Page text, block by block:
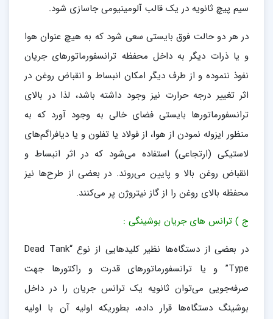
سیم پیچ ثانویه در یک قالب آلومینیومی جاسازی شود.
در هر دو حالت فوق بایستی سعی شود که به هیچ عنوان هوا
و یا ذرات دیگر به داخل محفظه ترانسفورماتورهای جریان
نفوذ ننموده و از طرف دیگر امکان انبساط و انقباض روغن در
اثر تغییر درجه حرارت نیز وجود داشته باشد، لذا در بالای
ترانسفورماتورها بایستی فضای خالی به وجود آورد که به
منظور ایزوله نمودن از هوا، از فولاد یا تفلون و یا دیافراگم‌های
لاستیکی (ارتجاعی) استفاده می‌شود که در اثر انبساط و
انقباض روغن بالا و پایین می‌روند. در بعضی از طرح‌ها نیز
محفظه بالای روغن را از گاز نیتروژن پر می‌کنند.
ج ) ترانس های جریان بوشینگی :
در بعضی از دستگاه‌ها نظیر کلیدهایی از نوع “Dead Tank
Type” و یا ترانسفورماتورهای قدرت و راکتورها جهت
صرفه‌جویی می‌توان ثانویه یک ترانس جریان را در داخل
بوشینگ دستگاه‌ها قرار داده، بطوریکه اولیه آن با اولیه